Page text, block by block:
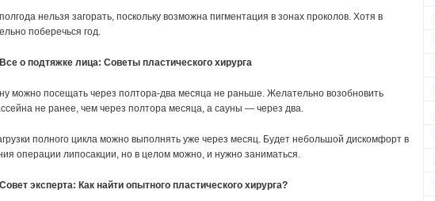
нельзя загорать, поскольку возможна пигментация в зонах проколов. Хотя в
поберечься год.
Все о подтяжке лица: Советы пластического хирурга
можно посещать через полтора-два месяца не раньше. Желательно возобновить
не ранее, чем через полтора месяца, а сауны — через два.
полного цикла можно выполнять уже через месяц. Будет небольшой дискомфорт в
операции липосакции, но в целом можно, и нужно заниматься.
Совет эксперта: Как найти опытного пластического хирурга?